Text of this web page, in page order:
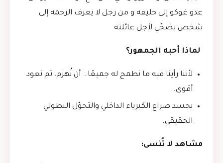
عدو غوكو إلى حليفه و من رجل لا يعرف الرحمة إلى
شخص يضحّي لأجل عائلته
لماذا أحبه الجمهور؟
لأننا رأينا فيه ما نطمح له جميعًا… أن نُهزم، ثم نعود
أقوى.
يجسد صراع الكبرياء الداخلي والتحوّل البطولي
الحقيقي.
مشاهد لا تُنسى: